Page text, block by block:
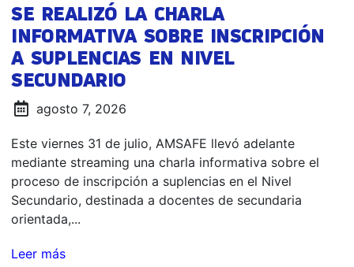
SE REALIZÓ LA CHARLA
INFORMATIVA SOBRE INSCRIPCIÓN
A SUPLENCIAS EN NIVEL
SECUNDARIO
agosto 7, 2026
Este viernes 31 de julio, AMSAFE llevó adelante
mediante streaming una charla informativa sobre el
proceso de inscripción a suplencias en el Nivel
Secundario, destinada a docentes de secundaria
orientada,...
Leer más